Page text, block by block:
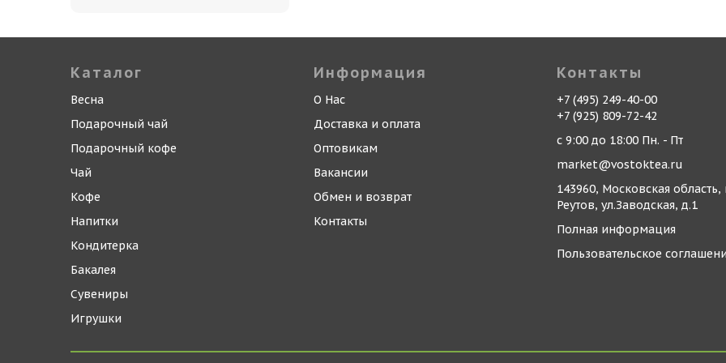
Каталог
Весна
Подарочный чай
Подарочный кофе
Чай
Кофе
Напитки
Кондитерка
Бакалея
Сувениры
Игрушки
Информация
О Нас
Доставка и оплата
Оптовикам
Вакансии
Обмен и возврат
Контакты
Контакты
+7 (495) 249-40-00
+7 (925) 809-72-42
с 9:00 до 18:00 Пн. - Пт
market@vostoktea.ru
143960, Московская область,
Реутов, ул.Заводская, д.1
Полная информация
Пользовательское